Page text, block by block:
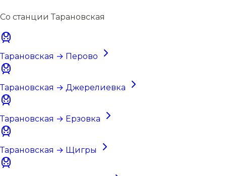
Со станции Тарановская
Тарановская → Перово
Тарановская → Джерелиевка
Тарановская → Ерзовка
Тарановская → Щигры